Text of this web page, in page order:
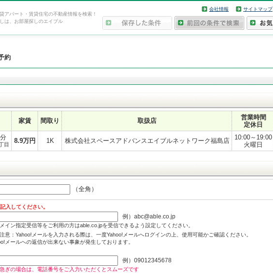
アパート・賃貸住宅の不動産情報を検索！
は、お部屋探しのエイブル
会社情報 サイトマップ
約
家賃 間取り 取扱店
営業時間
定休日
目 8.9万円 1K 株式会社スペースアドバンスエイブルネットワーク福島店
10:00～19:00
火曜日
（全角）
入してください。
例）abc@able.co.jp
イン指定受信等をご利用の方はable.co.jpを受信できるよう設定してください。
意：Yahoo!メールを入力される際は、一度Yahoo!メールへログインの上、使用可能かご確認ください。
メールへの返信が出来ない事象が発生しております。
例）09012345678
ぎの場合は、電話番号をご入力いただくとスムーズです